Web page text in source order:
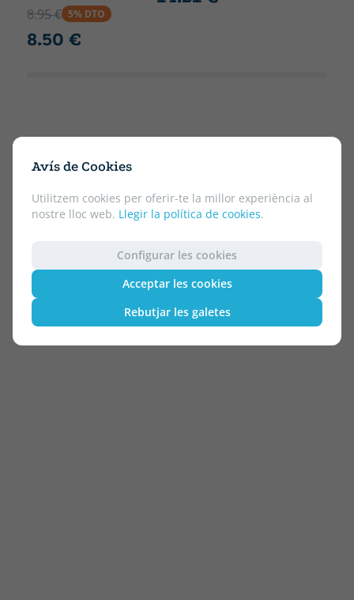
Avís de Cookies
Utilitzem cookies per oferir-te la millor experiència al
nostre lloc web. Llegir la política de cookies.
Configurar les cookies
Acceptar les cookies
Rebutjar les galetes
8.95 € 5% DTO
8.50 €